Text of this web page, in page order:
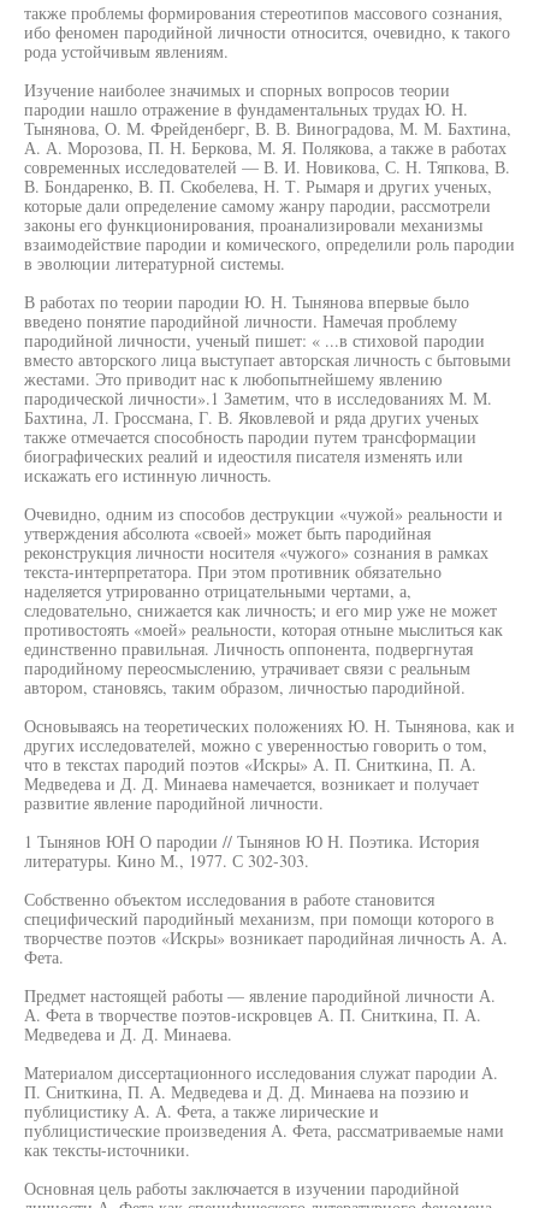
также проблемы формирования стереотипов массового сознания,
ибо феномен пародийной личности относится, очевидно, к такого
рода устойчивым явлениям.
Изучение наиболее значимых и спорных вопросов теории
пародии нашло отражение в фундаментальных трудах Ю. Н.
Тынянова, О. М. Фрейденберг, В. В. Виноградова, М. М. Бахтина,
А. А. Морозова, П. Н. Беркова, М. Я. Полякова, а также в работах
современных исследователей — В. И. Новикова, С. Н. Тяпкова, В.
В. Бондаренко, В. П. Скобелева, Н. Т. Рымаря и других ученых,
которые дали определение самому жанру пародии, рассмотрели
законы его функционирования, проанализировали механизмы
взаимодействие пародии и комического, определили роль пародии
в эволюции литературной системы.
В работах по теории пародии Ю. Н. Тынянова впервые было
введено понятие пародийной личности. Намечая проблему
пародийной личности, ученый пишет: « ...в стиховой пародии
вместо авторского лица выступает авторская личность с бытовыми
жестами. Это приводит нас к любопытнейшему явлению
пародической личности».1 Заметим, что в исследованиях М. М.
Бахтина, Л. Гроссмана, Г. В. Яковлевой и ряда других ученых
также отмечается способность пародии путем трансформации
биографических реалий и идеостиля писателя изменять или
искажать его истинную личность.
Очевидно, одним из способов деструкции «чужой» реальности и
утверждения абсолюта «своей» может быть пародийная
реконструкция личности носителя «чужого» сознания в рамках
текста-интерпретатора. При этом противник обязательно
наделяется утрированно отрицательными чертами, а,
следовательно, снижается как личность; и его мир уже не может
противостоять «моей» реальности, которая отныне мыслиться как
единственно правильная. Личность оппонента, подвергнутая
пародийному переосмыслению, утрачивает связи с реальным
автором, становясь, таким образом, личностью пародийной.
Основываясь на теоретических положениях Ю. Н. Тынянова, как и
других исследователей, можно с уверенностью говорить о том,
что в текстах пародий поэтов «Искры» А. П. Сниткина, П. А.
Медведева и Д. Д. Минаева намечается, возникает и получает
развитие явление пародийной личности.
1 Тынянов ЮН О пародии // Тынянов Ю Н. Поэтика. История
литературы. Кино М., 1977. С 302-303.
Собственно объектом исследования в работе становится
специфический пародийный механизм, при помощи которого в
творчестве поэтов «Искры» возникает пародийная личность А. А.
Фета.
Предмет настоящей работы — явление пародийной личности А.
А. Фета в творчестве поэтов-искровцев А. П. Сниткина, П. А.
Медведева и Д. Д. Минаева.
Материалом диссертационного исследования служат пародии А.
П. Сниткина, П. А. Медведева и Д. Д. Минаева на поэзию и
публицистику А. А. Фета, а также лирические и
публицистические произведения А. Фета, рассматриваемые нами
как тексты-источники.
Основная цель работы заключается в изучении пародийной